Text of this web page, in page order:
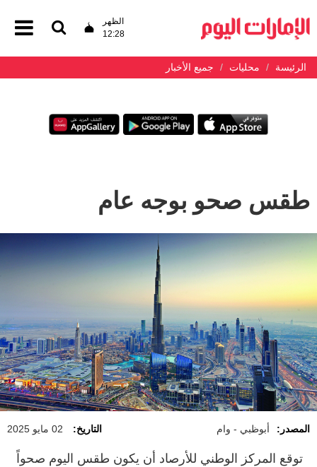
الظهر
12:28
الرئيسة محليات جميع الأخبار
طقس صحو بوجه عام
المصدر: أبوظبي - وام التاريخ: 02 مايو 2025
توقع المركز الوطني للأرصاد أن يكون طقس اليوم صحواً